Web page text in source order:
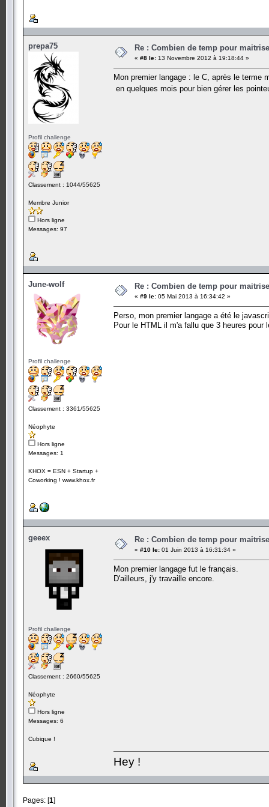
prepa75
Profil challenge
Classement : 1044/55625
Membre Junior
Hors ligne
Messages: 97
Re : Combien de temp pour
« #8 le: 13 Novembre 2012 à 19:18:44 »
Mon premier langage : le C, après le terme
en quelques mois pour bien gérer les
June-wolf
Profil challenge
Classement : 3361/55625
Néophyte
Hors ligne
Messages: 1
KHOX = ESN + Startup +
Coworking ! www.khox.fr
Re : Combien de temp pour
« #9 le: 05 Mai 2013 à 16:34:42 »
Perso, mon premier langage a été le
Pour le HTML il m'a fallu que 3 heures
geeex
Profil challenge
Classement : 2660/55625
Néophyte
Hors ligne
Messages: 6
Cubique !
Re : Combien de temp pour
« #10 le: 01 Juin 2013 à 16:31:34 »
Mon premier langage fut le français.
D'ailleurs, j'y travaille encore.
Hey !
Pages: [1]